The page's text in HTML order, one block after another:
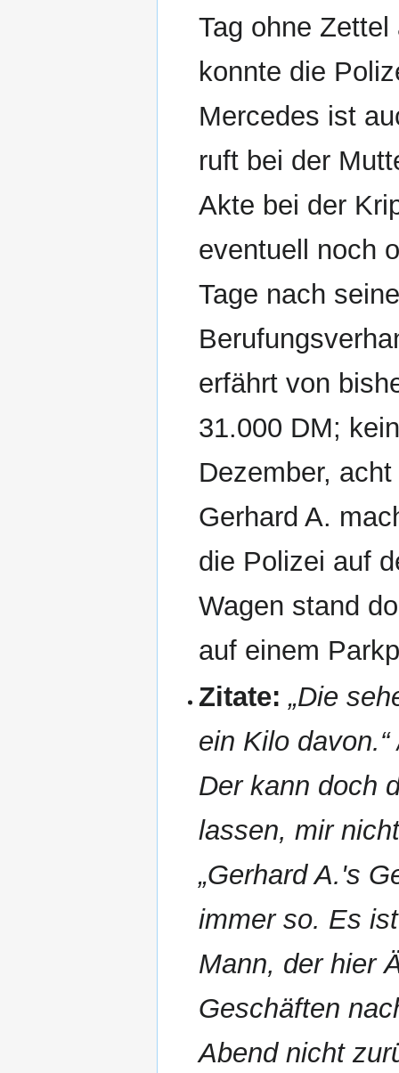
Tag ohne
konnte die
Mercedes ist
ruft bei der
Akte bei der
eventuell noch
Tage nach
erfährt von
31.000 DM;
Dezember,
Gerhard A.
die Polizei auf
Wagen stand
auf einem
Zitate: „Die
ein Kilo
Der kann doch
lassen, mir
„Gerhard A.'s
immer so. Es
Mann, der hier
Geschäften
Abend nicht